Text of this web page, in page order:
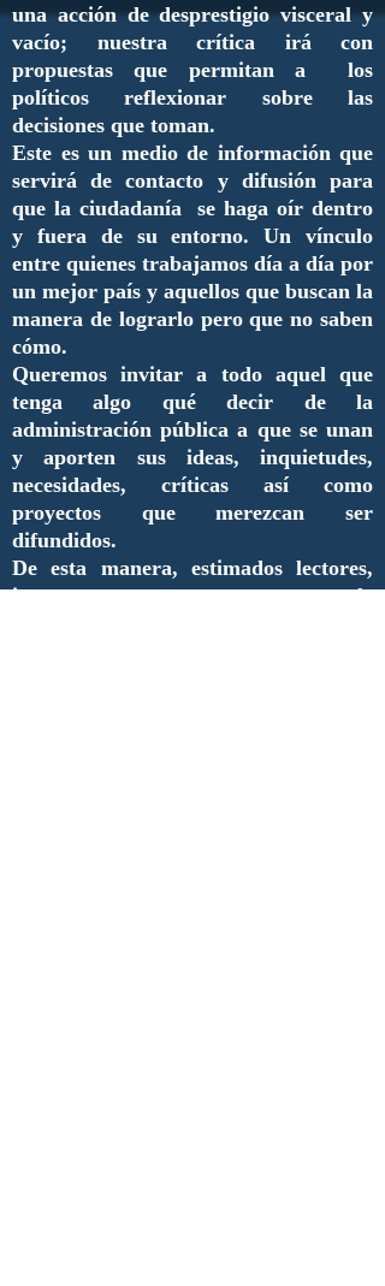
una acción de desprestigio visceral y
vacío; nuestra crítica irá con
propuestas que permitan a los
políticos reflexionar sobre las
decisiones que toman.
Este es un medio de información que
servirá de contacto y difusión para
que la ciudadanía se haga oír dentro
y fuera de su entorno. Un vínculo
entre quienes trabajamos día a día por
un mejor país y aquellos que buscan la
manera de lograrlo pero que no saben
cómo.
Queremos invitar a todo aquel que
tenga algo qué decir de la
administración pública a que se unan
y aporten sus ideas, inquietudes,
necesidades, críticas así como
proyectos que merezcan ser
difundidos.
De esta manera, estimados lectores,
inauguramos una nueva era de